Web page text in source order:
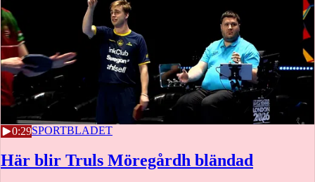
0:29
5 MAJSPORTBLADET
Här blir Truls Möregårdh bländad